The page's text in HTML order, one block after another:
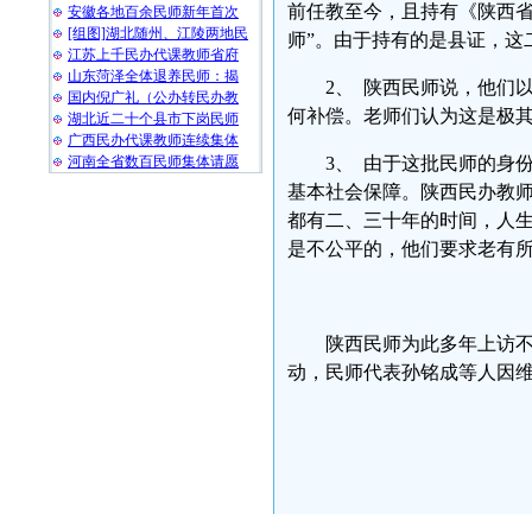
安徽各地百余民师新年首次
[组图]湖北随州、江陵两地民
江苏上千民办代课教师省府
山东菏泽全体退养民师：揭
国内倪广礼（公办转民办教
湖北近二十个县市下岗民师
广西民办代课教师连续集体
河南全省数百民师集体请愿
前任教至今，且持有《陕西
师”。由于持有的是县证，
2、 陕西民师说，他们
何补偿。老师们认为这是极
3、 由于这批民师的身
基本社会保障。陕西民办教
都有二、三十年的时间，人
是不公平的，他们要求老有
陕西民师为此多年上访
动，民师代表孙铭成等人因